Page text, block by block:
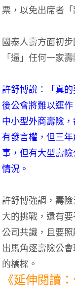
票，以免出席者「
國泰人壽方面初
「逼」任何一家
許舒博說：「真
後公會將難以運
中小型外商壽險
有發言權，但三
事，但有大型壽
情況。
許舒博強調，壽
大的挑戰，還有
公司共識，且要
出馬角逐壽險公
的橋樑。
《延伸閱讀